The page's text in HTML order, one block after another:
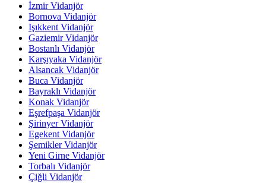
İzmir Vidanjör
Bornova Vidanjör
Işıkkent Vidanjör
Gaziemir Vidanjör
Bostanlı Vidanjör
Karşıyaka Vidanjör
Alsancak Vidanjör
Buca Vidanjör
Bayraklı Vidanjör
Konak Vidanjör
Eşrefpaşa Vidanjör
Şirinyer Vidanjör
Egekent Vidanjör
Şemikler Vidanjör
Yeni Girne Vidanjör
Torbalı Vidanjör
Çiğli Vidanjör